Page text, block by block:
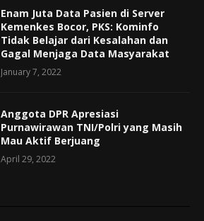
Enam Juta Data Pasien di Server
Kemenkes Bocor, PKS: Kominfo
Tidak Belajar dari Kesalahan dan
Gagal Menjaga Data Masyarakat
January 7, 2022
Anggota DPR Apresiasi
Purnawirawan TNI/Polri yang Masih
Mau Aktif Berjuang
April 29, 2022